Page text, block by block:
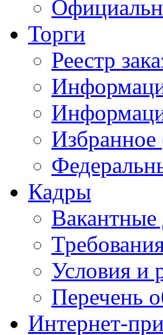
Торги
Реестр
Избранное
Кадры
Условия и
Перечень
Интернет-